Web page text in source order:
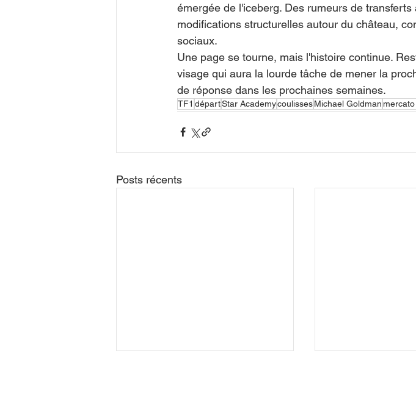
émergée de l'iceberg. Des rumeurs de
modifications structurelles autour du château,
sociaux.
Une page se tourne, mais l'histoire continue.
visage qui aura la lourde tâche de mener la
de réponse dans les prochaines semaines.
TF1 départStar AcademycoulissesMichael Goldman
Posts récents